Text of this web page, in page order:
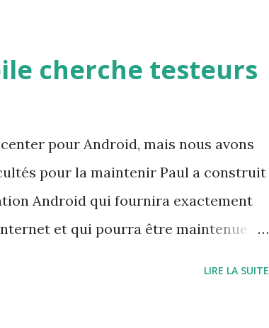
cherche testeurs
pour Android, mais nous avons
pour la maintenir Paul a construit
Android qui fournira exactement
et qui pourra être maintenue
LIRE LA SUITE